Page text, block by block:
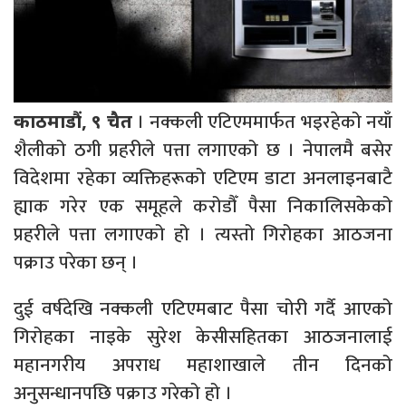
काठमाडौं, ९ चैत। नक्कली एटिएममार्फत भइरहेको नयाँ
शैलीको ठगी प्रहरीले पत्ता लगाएको छ । नेपालमै बसेर
विदेशमा रहेका व्यक्तिहरूको एटिएम डाटा अनलाइनबाटै
ह्याक गरेर एक समूहले करोडौँ पैसा निकालिसकेको
प्रहरीले पत्ता लगाएको हो । त्यस्तो गिरोहका आठजना
पक्राउ परेका छन् ।
दुई वर्षदेखि नक्कली एटिएमबाट पैसा चोरी गर्दै आएको
गिरोहका नाइके सुरेश केसीसहितका आठजनालाई
महानगरीय अपराध महाशाखाले तीन दिनको
अनुसन्धानपछि पक्राउ गरेको हो ।